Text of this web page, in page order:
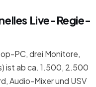
Live-Regie-
PC, drei Monitore,
ist ab ca. 1.500, 2.500
Audio-Mixer und USV